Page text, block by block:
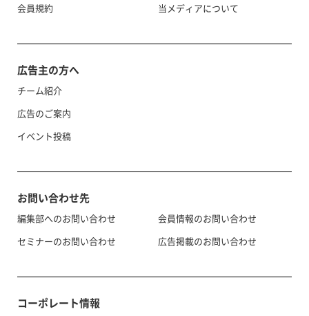
会員規約
当メディアについて
広告主の方へ
チーム紹介
広告のご案内
イベント投稿
お問い合わせ先
編集部へのお問い合わせ
セミナーのお問い合わせ
会員情報のお問い合わせ
広告掲載のお問い合わせ
コーポレート情報